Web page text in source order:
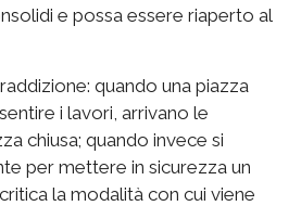
e possa essere riaperto al
quando una piazza
i lavori, arrivano le
chiusa; quando invece si
per mettere in sicurezza un
la modalità con cui viene